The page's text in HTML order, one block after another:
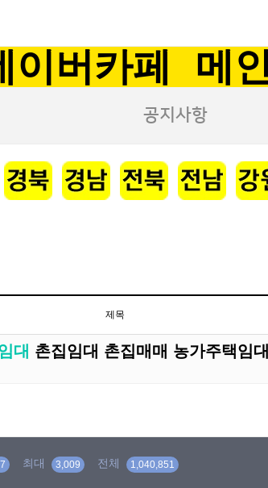
이버카페 메
공지사항
제목
대 촌집임대 촌집매매 농가주택임
최대 3,009 전체 1,040,851